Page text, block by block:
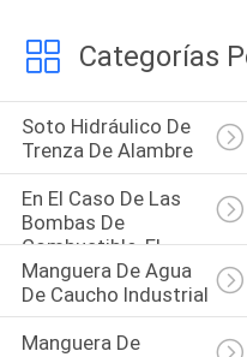
Categorías
Soto Hidráulico De
Trenza De Alambre
En El Caso De Las
Bombas De
Combustible, El
Valor De Las
Bombas De
Combustible Es El
Valor De Las Bo
Manguera De Agua
De Caucho Industrial
Manguera De